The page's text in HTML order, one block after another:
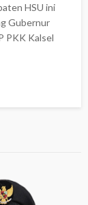
HSU ini
Gubernur
PKK Kalsel